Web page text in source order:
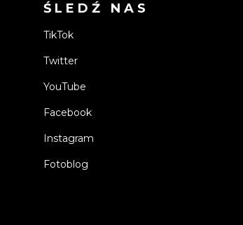
ŚLEDŹ NAS
TikTok
Twitter
YouTube
Facebook
Instagram
Fotoblog